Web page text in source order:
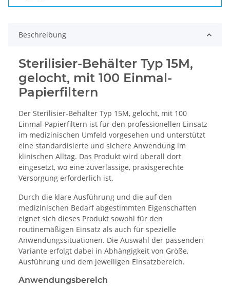
Beschreibung
Sterilisier-Behälter Typ 15M,
gelocht, mit 100 Einmal-
Papierfiltern
Der Sterilisier-Behälter Typ 15M, gelocht, mit 100
Einmal-Papierfiltern ist für den professionellen Einsatz
im medizinischen Umfeld vorgesehen und unterstützt
eine standardisierte und sichere Anwendung im
klinischen Alltag. Das Produkt wird überall dort
eingesetzt, wo eine zuverlässige, praxisgerechte
Versorgung erforderlich ist.
Durch die klare Ausführung und die auf den
medizinischen Bedarf abgestimmten Eigenschaften
eignet sich dieses Produkt sowohl für den
routinemäßigen Einsatz als auch für spezielle
Anwendungssituationen. Die Auswahl der passenden
Variante erfolgt dabei in Abhängigkeit von Größe,
Ausführung und dem jeweiligen Einsatzbereich.
Anwendungsbereich